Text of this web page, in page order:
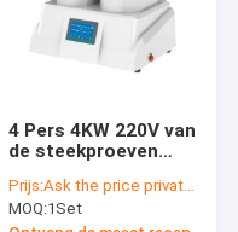
4 Pers 4KW 220V van
de steekproeven
Prijs:Ask the price privately
MOQ:1Set